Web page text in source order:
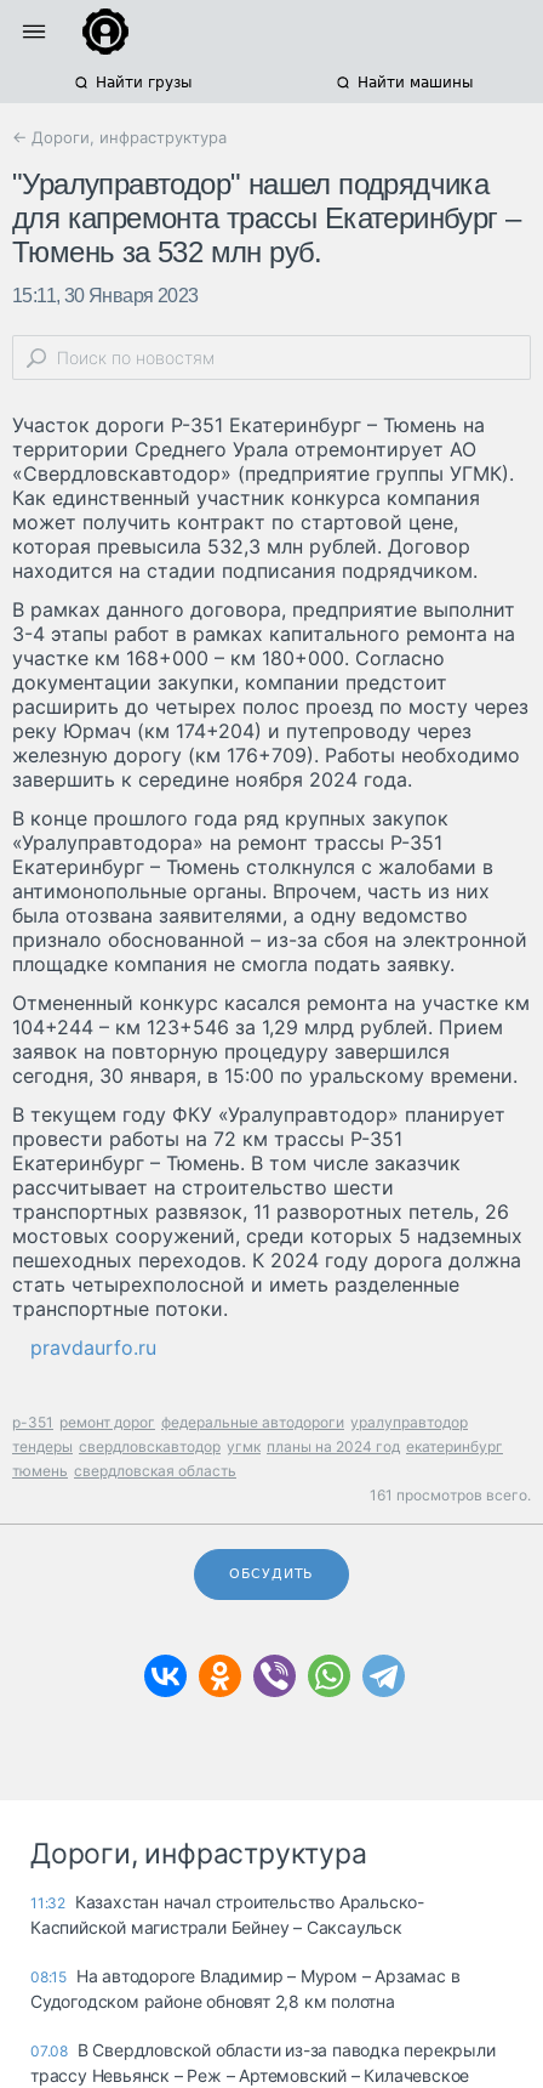
Найти грузы Найти машины
← Дороги, инфраструктура
"Уралуправтодор" нашел подрядчика
для капремонта трассы Екатеринбург –
Тюмень за 532 млн руб.
15:11, 30 Января 2023
Участок дороги Р-351 Екатеринбург – Тюмень на
территории Среднего Урала отремонтирует АО
«Свердловскавтодор» (предприятие группы УГМК).
Как единственный участник конкурса компания
может получить контракт по стартовой цене,
которая превысила 532,3 млн рублей. Договор
находится на стадии подписания подрядчиком.
В рамках данного договора, предприятие выполнит
3-4 этапы работ в рамках капитального ремонта на
участке км 168+000 – км 180+000. Согласно
документации закупки, компании предстоит
расширить до четырех полос проезд по мосту через
реку Юрмач (км 174+204) и путепроводу через
железную дорогу (км 176+709). Работы необходимо
завершить к середине ноября 2024 года.
В конце прошлого года ряд крупных закупок
«Уралуправтодора» на ремонт трассы Р-351
Екатеринбург – Тюмень столкнулся с жалобами в
антимонопольные органы. Впрочем, часть из них
была отозвана заявителями, а одну ведомство
признало обоснованной – из-за сбоя на электронной
площадке компания не смогла подать заявку.
Отмененный конкурс касался ремонта на участке км
104+244 – км 123+546 за 1,29 млрд рублей. Прием
заявок на повторную процедуру завершился
сегодня, 30 января, в 15:00 по уральскому времени.
В текущем году ФКУ «Уралуправтодор» планирует
провести работы на 72 км трассы Р-351
Екатеринбург – Тюмень. В том числе заказчик
рассчитывает на строительство шести
транспортных развязок, 11 разворотных петель, 26
мостовых сооружений, среди которых 5 надземных
пешеходных переходов. К 2024 году дорога должна
стать четырехполосной и иметь разделенные
транспортные потоки.
pravdaurfo.ru
р-351 ремонт дорог федеральные автодороги уралуправтодор
тендеры свердловскавтодор угмк планы на 2024 год екатеринбург
тюмень свердловская область
161 просмотров всего.
ОБСУДИТЬ
Дороги, инфраструктура
11:32 Казахстан начал строительство Аральско-
Каспийской магистрали Бейнеу – Саксаульск
08:15 На автодороге Владимир – Муром – Арзамас в
Судогодском районе обновят 2,8 км полотна
07.08 В Свердловской области из-за паводка перекрыли
трассу Невьянск – Реж – Артемовский – Килачевское